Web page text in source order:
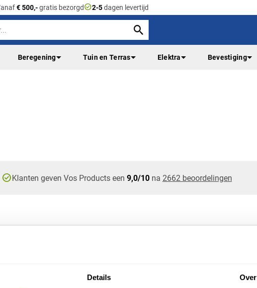
Details Over
€ 500,-gratis bezorgdcheck_circle2-5dagen levertijd
Beregening Tuin en Terras Elektra Bevestiging
check_circleKlanten geven Vos Products een 9,0/10na 2662 beoordelingen
ZAKELIJK